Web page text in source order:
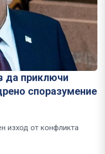
да приключи
споразумение
изход от конфликта